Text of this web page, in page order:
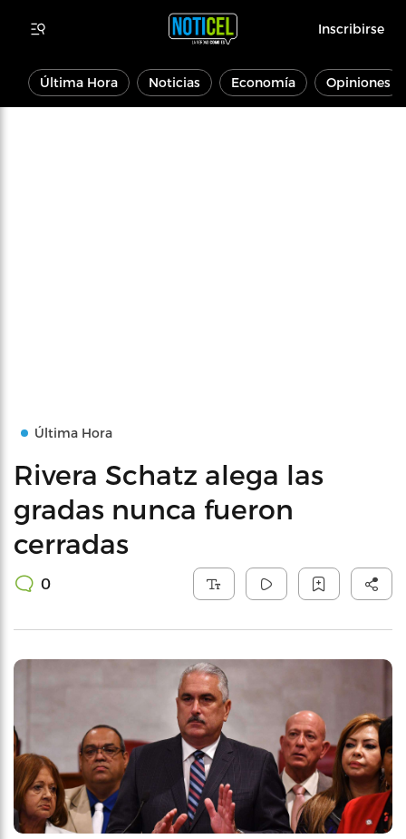
Inscribirse
Última Hora Noticias Economía Opiniones
Última Hora
Rivera Schatz alega las
gradas nunca fueron
cerradas
0